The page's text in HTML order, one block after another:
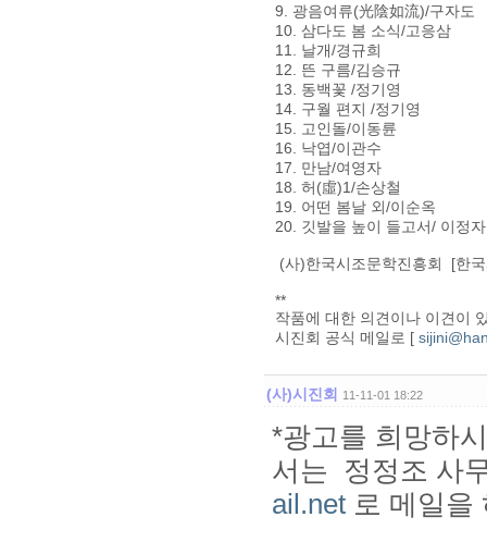
9. 광음여류(光陰如流)/구자도
10. 삼다도 봄 소식/고응삼
11. 날개/경규희
12. 뜬 구름/김승규
13. 동백꽃 /정기영
14. 구월 편지 /정기영
15. 고인돌/이동륜
16. 낙엽/이관수
17. 만남/여영자
18. 허(虛)1/손상철
19. 어떤 봄날 외/이순옥
20. 깃발을 높이 들고서/ 이정자
(사)한국시조문학진흥회 [한
**
작품에 대한 의견이나 이견이
시진회 공식 메일로 [
(사)시진회 11-11-01 18:22
*광고를 희망하
서는 정정조 사
ail.net 로 메일을